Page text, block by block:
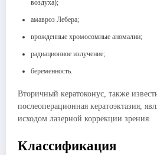
воздуха);
амавроз Лебера;
врожденные хромосомные аномалии;
радиационное излучение;
беременность.
Вторичный кератоконус, также
послеоперационная кератоэктазия,
исходом лазерной коррекции зрения.
Классификация